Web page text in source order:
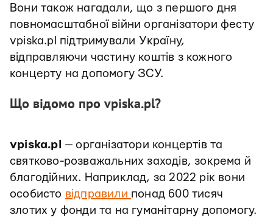
Вони також нагадали, що з першого дня
повномасштабної війни організатори фесту
vpiska.pl підтримували Україну,
відправляючи частину коштів з кожного
концерту на допомогу ЗСУ.
Що відомо про vpiska.pl?
vpiska.pl — організатори концертів та
святково-розважальних заходів, зокрема й
благодійних. Наприклад, за 2022 рік вони
особисто відправили понад 600 тисяч
злотих у фонди та на гуманітарну допомогу.